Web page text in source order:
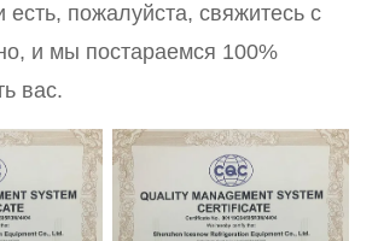
есть, пожалуйста, свяжитесь с
и мы постараемся 100%
вас.